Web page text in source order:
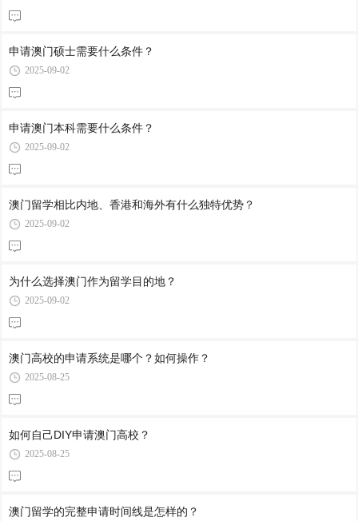
申请澳门硕士需要什么条件？
2025-09-02
申请澳门本科需要什么条件？
2025-09-02
澳门留学相比内地、香港和海外有什么独特优势？
2025-09-02
为什么选择澳门作为留学目的地？
2025-09-02
澳门高校的申请系统是哪个？如何操作？
2025-08-25
如何自己DIY申请澳门高校？
2025-08-25
澳门留学的完整申请时间线是怎样的？